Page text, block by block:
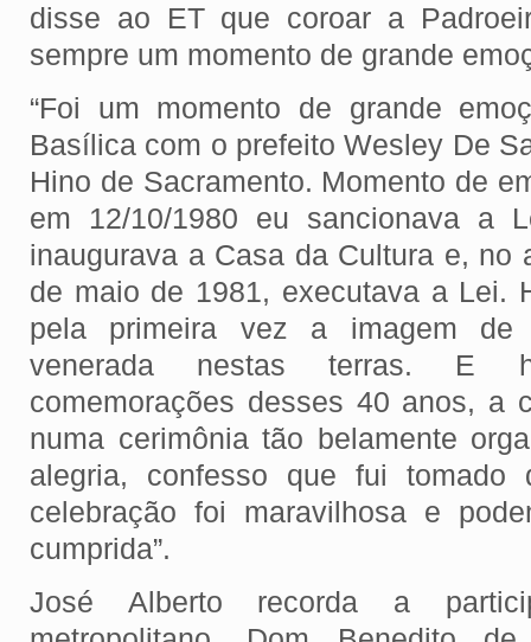
disse ao ET que coroar a
sempre um momento de grande
“Foi um momento de grande
Basílica com o prefeito Wesley De
Hino de Sacramento. Momento de
em 12/10/1980 eu sancionava a
inaugurava a Casa da Cultura e, no
de maio de 1981, executava a Lei.
pela primeira vez a imagem de
venerada nestas terras. E
comemorações desses 40 anos, a
numa cerimônia tão belamente
alegria, confesso que fui tomado
celebração foi maravilhosa e
cumprida”.
José Alberto recorda a